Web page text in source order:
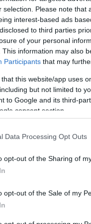
selection. Please note
interest-based ads
to third parties
of your personal
This information may also
Participants that may
that this website/app uses
but not limited to
to Google and its third-
consent section.
Data Processing Opt Outs
opt-out of the Sharing of
opt-out of the Sale of my
αφιέρωμα
έχουν …
πήρε σάρκα και
αρκετά με αυτό
φορά αλλάζουν.